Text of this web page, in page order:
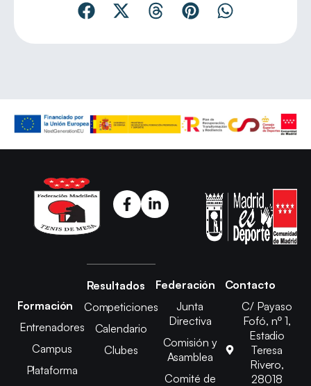
Formación
Entrenadores
Campus
Plataforma
Resultados
Competiciones
Calendario
Clubes
Federación
Junta
Directiva
Comisión y
Asamblea
Comité de
Contacto
C/ Payaso
Fofó, nº 1,
Estadio
Teresa
Rivero,
28018